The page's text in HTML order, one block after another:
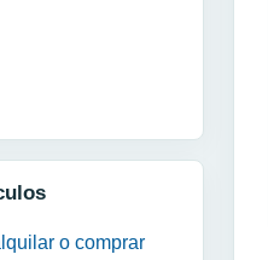
o comprar